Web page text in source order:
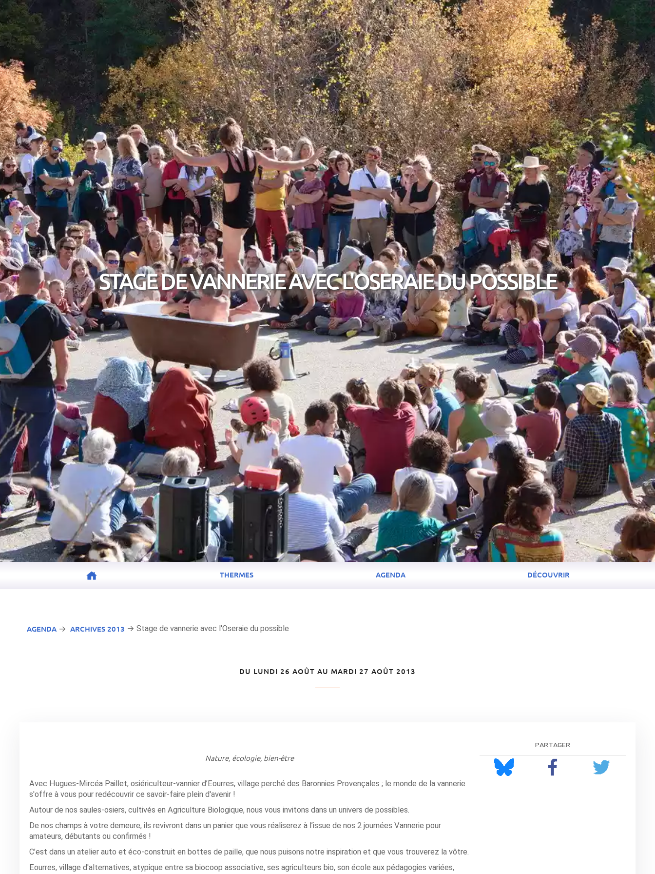
STAGE DE VANNERIE AVEC L'OSERAIE DU POSSIBLE
THERMES AGENDA DÉCOUVRIR
AGENDA → ARCHIVES 2013 → Stage de vannerie avec l'Oseraie du possible
DU LUNDI 26 AOÛT AU MARDI 27 AOÛT 2013
Nature, écologie, bien-être
Avec Hugues-Mircéa Paillet, osiériculteur-vannier d’Eourres, village perché des Baronnies Provençales ; le monde de la vannerie
s'offre à vous pour redécouvrir ce savoir-faire plein d'avenir !
Autour de nos saules-osiers, cultivés en Agriculture Biologique, nous vous invitons dans un univers de possibles.
De nos champs à votre demeure, ils revivront dans un panier que vous réaliserez à l’issue de nos 2 journées Vannerie pour
amateurs, débutants ou confirmés !
C’est dans un atelier auto et éco-construit en bottes de paille, que nous puisons notre inspiration et que vous trouverez la vôtre.
Eourres, village d'alternatives, atypique entre sa biocoop associative, ses agriculteurs bio, son école aux pédagogies variées,
partager